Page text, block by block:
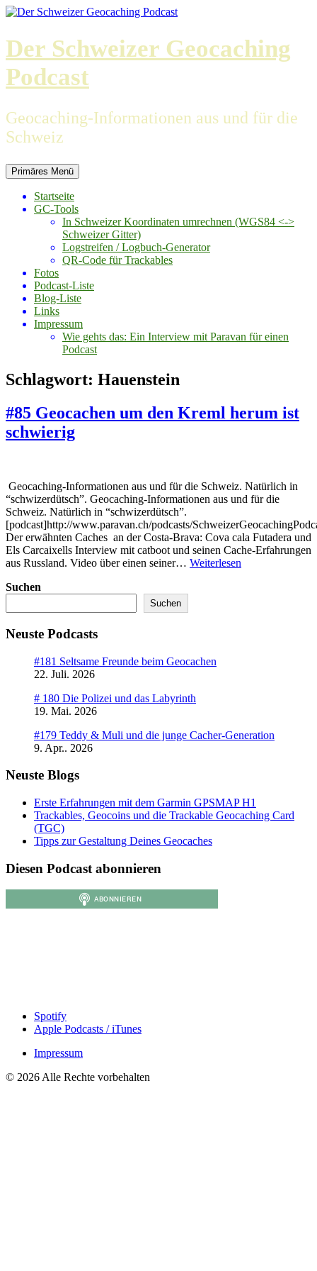
Zum
Der Schweizer Geocaching
Podcast
Geocaching-Informationen aus und für die
Schweiz
Primäres Menü
Startseite
GC-Tools
In Schweizer Koordinaten umrechnen (WGS84 <->
Schweizer Gitter)
Logstreifen / Logbuch-Generator
QR-Code für Trackables
Fotos
Podcast-Liste
Blog-Liste
Links
Impressum
Wie gehts das: Ein Interview mit Paravan für einen
Podcast
Schlagwort: Hauenstein
#85 Geocachen um den Kreml herum ist
schwierig
Geocaching-Informationen aus und für die Schweiz. Natürlich in
“schwizerdütsch”. Geocaching-Informationen aus und für die
Schweiz. Natürlich in “schwizerdütsch”.
[podcast]http://www.paravan.ch/podcasts/
Der erwähnten Caches an der Costa-Brava: Cova cala Futadera und
Els Carcaixells Interview mit catboot und seinen Cache-Erfahrungen
aus Russland. Video über einen seiner… Weiterlesen
Suchen
Suchen
Neuste Podcasts
#181 Seltsame Freunde beim Geocachen
22. Juli. 2026
# 180 Die Polizei und das Labyrinth
19. Mai. 2026
#179 Teddy & Muli und die junge Cacher-Generation
9. Apr.. 2026
Neuste Blogs
Erste Erfahrungen mit dem Garmin GPSMAP H1
Trackables, Geocoins und die Trackable Geocaching Card
(TGC)
Tipps zur Gestaltung Deines Geocaches
Diesen Podcast abonnieren
Spotify
Apple Podcasts / iTunes
Impressum
© 2026 Alle Rechte vorbehalten